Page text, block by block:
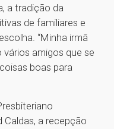
a tradição da
de familiares e
“Minha irmã
amigos que se
boas para
Caldas, a recepção